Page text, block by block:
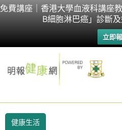
免費講座｜香港大學血液科講座
B細胞淋巴癌」診斷
立即
Skip
健康生活